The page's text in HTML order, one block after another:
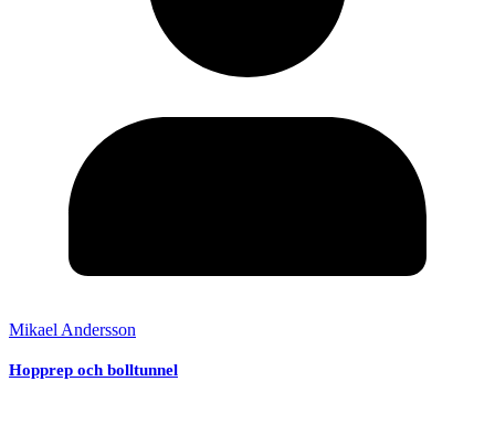
Mikael Andersson
Hopprep och bolltunnel